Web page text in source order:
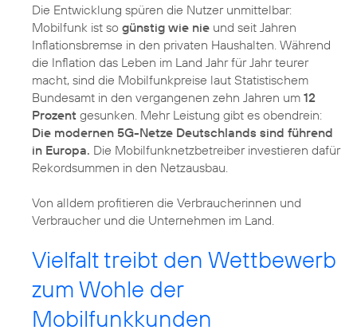
Die Entwicklung spüren die Nutzer unmittelbar:
Mobilfunk ist so günstig wie nie und seit Jahren
Inflationsbremse in den privaten Haushalten. Während
die Inflation das Leben im Land Jahr für Jahr teurer
macht, sind die Mobilfunkpreise laut Statistischem
Bundesamt in den vergangenen zehn Jahren um 12
Prozent gesunken. Mehr Leistung gibt es obendrein:
Die modernen 5G-Netze Deutschlands sind führend
in Europa. Die Mobilfunknetzbetreiber investieren dafür
Rekordsummen in den Netzausbau.
Von alldem profitieren die Verbraucherinnen und
Verbraucher und die Unternehmen im Land.
Vielfalt treibt den Wettbewerb
zum Wohle der
Mobilfunkkunden